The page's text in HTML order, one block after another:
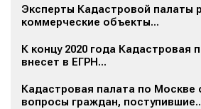
Эксперты Кадастровой палаты
коммерческие объекты...
К концу 2020 года Кадастровая
внесет в ЕГРН...
Кадастровая палата по Москве
вопросы граждан,